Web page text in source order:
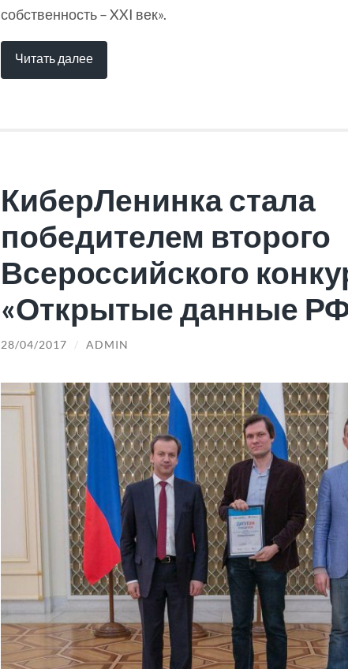
собственность – XXI век».
Читать далее
КиберЛенинка стала
победителем второго
Всероссийского
«Открытые данные
28/04/2017 / ADMIN